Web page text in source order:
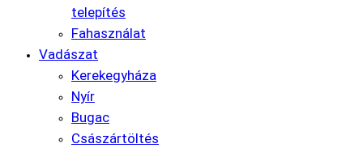
telepítés
Fahasználat
Vadászat
Kerekegyháza
Nyír
Bugac
Császártöltés